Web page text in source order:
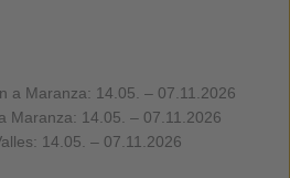
a Maranza: 14.05. – 07.11.2026
Maranza: 14.05. – 07.11.2026
14.05. – 07.11.2026